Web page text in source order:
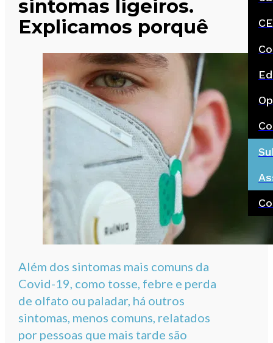
sintomas ligeiros.
Explicamos porquê
Além dos sintomas mais comuns da
Covid-19, como tosse, febre e perda
de olfato ou paladar, há outros
sintomas, menos comuns, relatados
por pessoas que mais tarde são